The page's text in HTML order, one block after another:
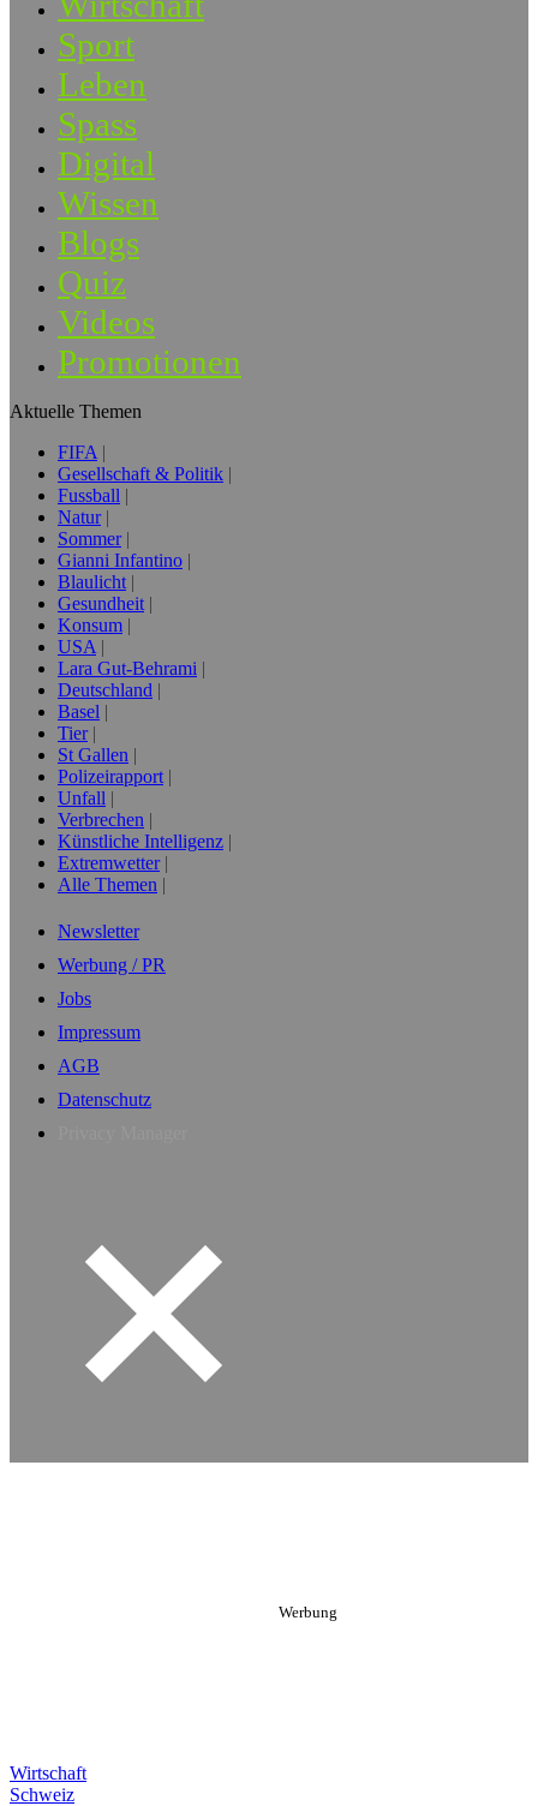
Sport
Leben
Spass
Digital
Wissen
Blogs
Quiz
Videos
Promotionen
Aktuelle Themen
FIFA
Gesellschaft & Politik
Fussball
Natur
Sommer
Gianni Infantino
Blaulicht
Gesundheit
Konsum
USA
Lara Gut-Behrami
Deutschland
Basel
Tier
St Gallen
Polizeirapport
Unfall
Verbrechen
Künstliche Intelligenz
Extremwetter
Alle Themen
Newsletter
Werbung / PR
Jobs
Impressum
AGB
Datenschutz
Wirtschaft
Schweiz